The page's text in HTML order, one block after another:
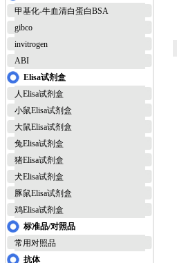
甲基化-牛血清白蛋白BSA
gibco
invitrogen
ABI
Elisa试剂盒
人Elisa试剂盒
小鼠Elisa试剂盒
大鼠Elisa试剂盒
兔Elisa试剂盒
猪Elisa试剂盒
犬Elisa试剂盒
豚鼠Elisa试剂盒
鸡Elisa试剂盒
标准品/对照品
常用对照品
抗体